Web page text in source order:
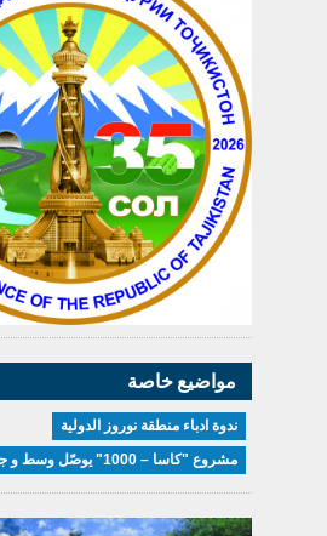
مواضيع خاصة
ندوة ادباء منطقة نوروز الدولية
مشروع "كاسا – 1000" يوصّل وسط و جنوب آسيا